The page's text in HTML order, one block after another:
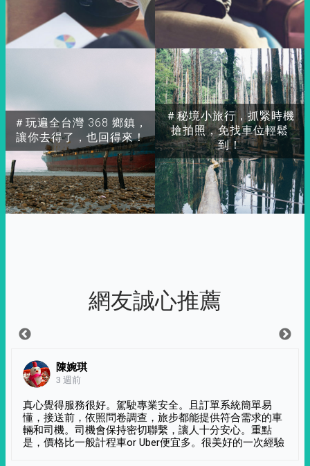
＃玩遍全台灣 368 鄉鎮，
讓你去得了，也回得來！
＃秘境小旅行，抓緊時機
搶拍照，免找車位輕鬆
到！
網友誠心推薦
陳婉琪
3 週前
真心覺得服務很好。駕駛專業安全。且訂單系統簡單易
懂，接送前，依照問卷調查，旅步都能提供符合需求的車
輛和司機。司機會保持密切聯繫，讓人十分安心。重點
是，價格比一般計程車or Uber便宜多。很美好的一次經驗